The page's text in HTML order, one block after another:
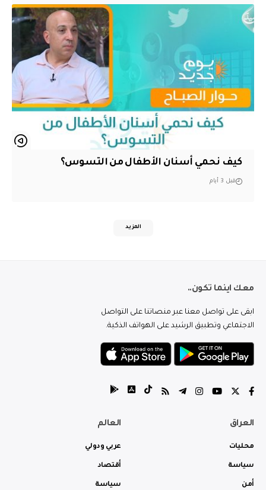
كيف نحمي أسنان الأطفال من التسوس؟
قبل 3 أيام
المزيد
معك اينما تكون..
ابقى على تواصل معنا عبر منصاتنا على التواصل
الاجتماعي وتطبيق الرشيد على الهواتف الذكية.
العراق
محليات
سياسة
أمن
العالم
عربي ودولي
أقتصاد
سياسة